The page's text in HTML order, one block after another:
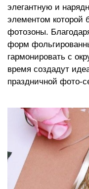
элегантную и
элементом которой
фотозоны.
форм
гармонировать с
время создадут
праздничной фото-